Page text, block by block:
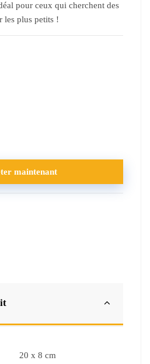
pour ceux qui cherchent des
les plus petits !
maintenant
20 x 8 cm